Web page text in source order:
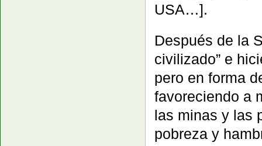
USA…].
Después de la
civilizado” e
pero en forma
favoreciendo a
las minas y las
pobreza y